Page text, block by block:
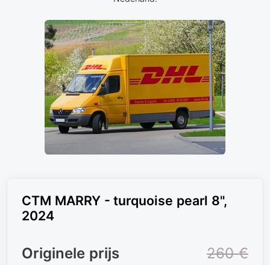
CTM MARRY - turquoise pearl 8",
2024
Originele prijs
260 €